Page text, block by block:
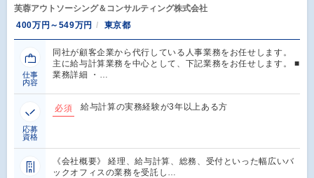
芙蓉アウトソーシング＆コンサルティング株式会社
400万円～549万円
東京都
仕事
内容
同社が顧客企業から代行している人事業務をお任せします。
主に給与計算業務を中心として、下記業務をお任せします。 ■
業務詳細 ・…
応募
資格
必須 給与計算の実務経験が3年以上ある方
《会社概要》 経理、給与計算、総務、受付といった幅広いバ
ックオフィスの業務を受託し…